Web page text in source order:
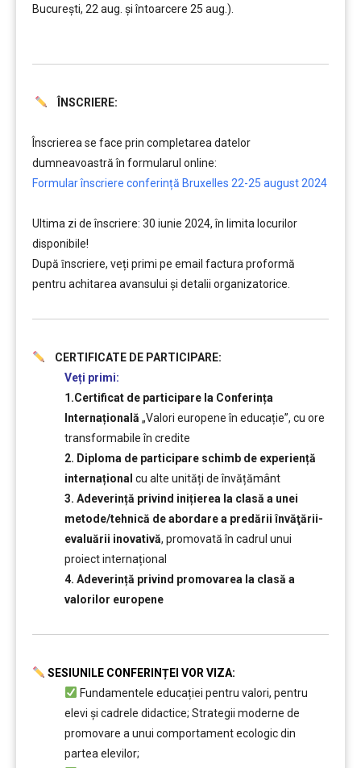
București, 22 aug. și întoarcere 25 aug.).
ÎNSCRIERE:
Înscrierea se face prin completarea datelor
dumneavoastră în formularul online:
Formular înscriere conferință Bruxelles 22-25 august 2024
Ultima zi de înscriere: 30 iunie 2024, în limita locurilor
disponibile!
După ȋnscriere, veți primi pe email factura proformă
pentru achitarea avansului și detalii organizatorice.
CERTIFICATE DE PARTICIPARE:
Veți primi:
1.Certificat de participare la Conferința
Internațională „Valori europene în educație”, cu ore
transformabile în credite
2. Diploma de participare schimb de experiență
internațional cu alte unități de învățământ
3. Adeverință privind inițierea la clasă a unei
metode/tehnică de abordare a predării învăţării-
evaluării inovativă, promovată în cadrul unui
proiect internațional
4. Adeverință privind promovarea la clasă a
valorilor europene
SESIUNILE CONFERINȚEI VOR VIZA:
Fundamentele educației pentru valori, pentru
elevi și cadrele didactice; Strategii moderne de
promovare a unui comportament ecologic din
partea elevilor;